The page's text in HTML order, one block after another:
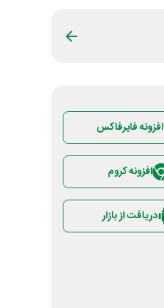
افزونه فایرفاکس
افزونه کروم
دریافت از بازار